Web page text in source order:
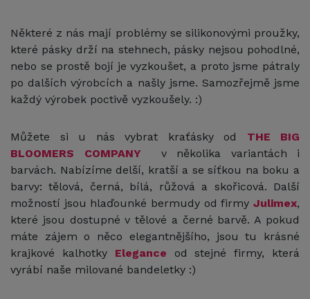
Některé z nás mají problémy se silikonovými proužky,
které pásky drží na stehnech, pásky nejsou pohodlné,
nebo se prostě bojí je vyzkoušet, a proto jsme pátraly
po dalších výrobcích a našly jsme. Samozřejmě jsme
každý výrobek poctivě vyzkoušely. :)
Můžete si u nás vybrat kraťásky od THE BIG
BLOOMERS COMPANY v několika variantách i
barvách. Nabízíme delší, kratší a se síťkou na boku a
barvy: tělová, černá, bílá, růžová a skořicová. Další
možností jsou hlaďounké bermudy od firmy Julimex,
které jsou dostupné v tělové a černé barvě. A pokud
máte zájem o něco elegantnějšího, jsou tu krásné
krajkové kalhotky Elegance od stejné firmy, která
vyrábí naše milované bandeletky :)